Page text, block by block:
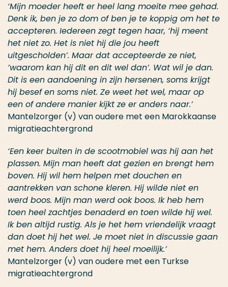
‘Mijn moeder heeft er heel lang moeite mee gehad.
Denk ik, ben je zo dom of ben je te koppig om het te
accepteren. Iedereen zegt tegen haar, ‘hij meent
het niet zo. Het is niet hij die jou heeft
uitgescholden’. Maar dat accepteerde ze niet,
’waarom kan hij dit en dit wel dan’. Wat wil je dan.
Dit is een aandoening in zijn hersenen, soms krijgt
hij besef en soms niet. Ze weet het wel, maar op
een of andere manier kijkt ze er anders naar.’​
Mantelzorger (v) van oudere met een Marokkaanse
migratieachtergrond
‘Een keer buiten in de scootmobiel was hij aan het
plassen. Mijn man heeft dat gezien en brengt hem
boven. Hij wil hem helpen met douchen en
aantrekken van schone kleren. Hij wilde niet en
werd boos. Mijn man werd ook boos. Ik heb hem
toen heel zachtjes benaderd en toen wilde hij wel.
Ik ben altijd rustig. Als je het hem vriendelijk vraagt
dan doet hij het wel. Je moet niet in discussie gaan
met hem. Anders doet hij heel moeilijk.’
Mantelzorger (v) van oudere met een Turkse
migratieachtergrond